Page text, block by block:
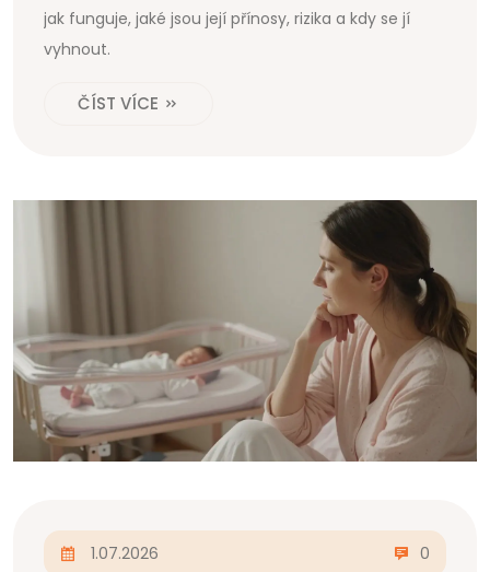
jak funguje, jaké jsou její přínosy, rizika a kdy se jí
vyhnout.
ČÍST VÍCE
1.07.2026 0